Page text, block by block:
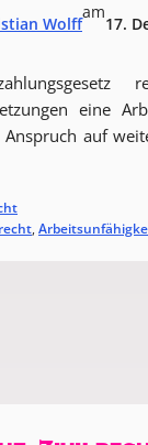
Wolff
am
17.
eine
auf
,